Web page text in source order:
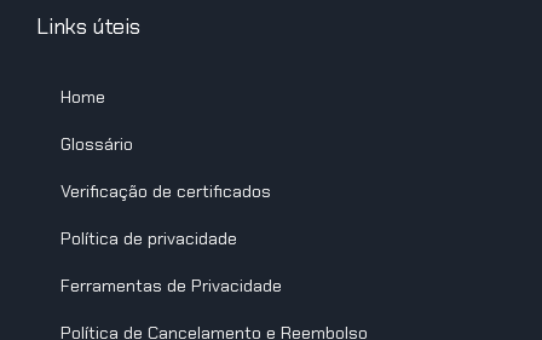
Links úteis
Home
Glossário
Verificação de certificados
Política de privacidade
Ferramentas de Privacidade
Política de Cancelamento e Reembolso